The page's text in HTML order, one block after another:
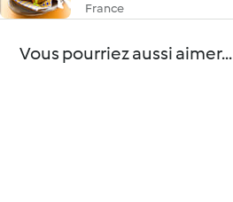
France
Vous pourriez aussi aimer...